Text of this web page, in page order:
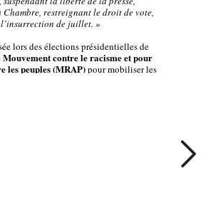
restreignant le droit de vote,
de juillet. »
lors des élections présidentielles de
Mouvement contre le racisme et pour
les peuples (MRAP)pour mobiliser les